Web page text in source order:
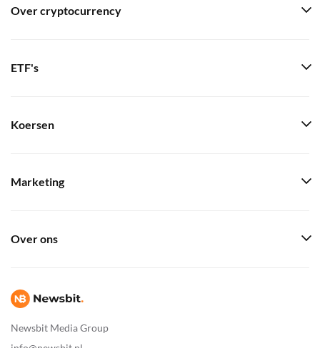
Newsbit Media Group
Over cryptocurrency
ETF's
Koersen
Marketing
Over ons